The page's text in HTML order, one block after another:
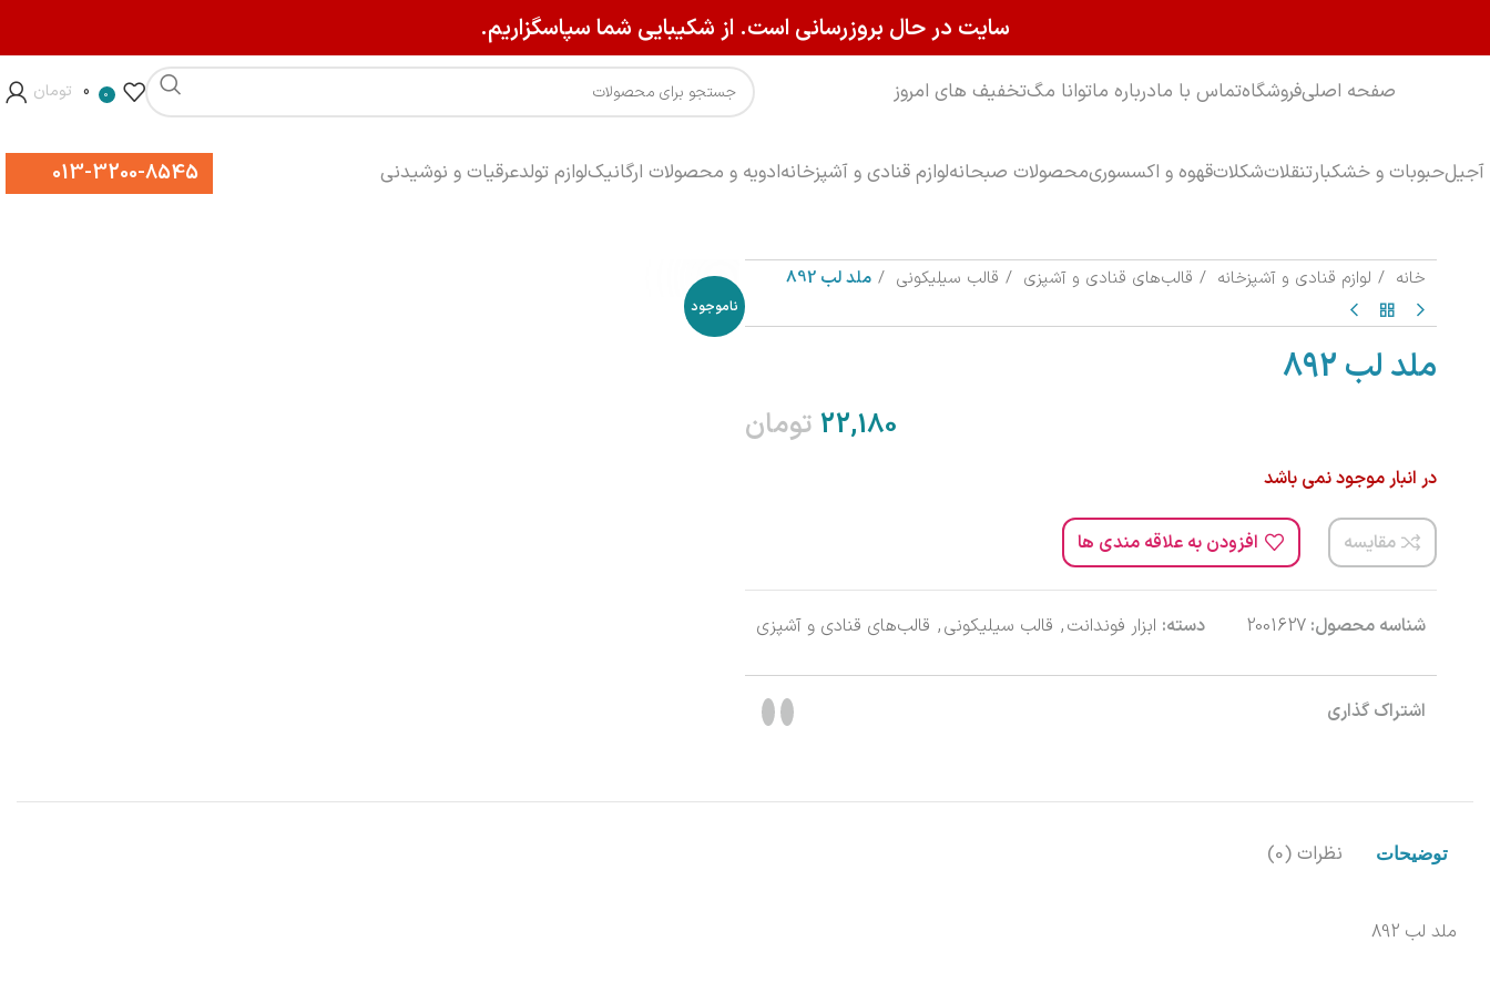
صفحه اصلیفروشگاهتماس با مادرباره ماتوانا مگتخفیف های امروز 0
0 تومان
آجیلحبوبات و خشکبارتنقلاتشکلاتقهوه و اکسسوریمحصولات صبحانهلوازم قنادی و آشپزخانهادویه و محصولات ارگانیکلوازم تولدعرقیات و نوشیدنی 013-3200-8545
ناموجود
خانه لوازم قنادی و آشپزخانه قالب‌های قنادی و آشپزی قالب سیلیکونی ملد لب 892
ملد لب 892
تومان
در انبار موجود نمی باشد
مقایسه افزودن به علاقه مندی ها
شناسه محصول: 2001627 دسته: ابزار فوندانت, قالب سیلیکونی, قالب‌های قنادی و آشپزی
اشتراک گذاری
توضیحات نظرات (0)
ملد لب 892
سایت در حال بروزرسانی است. از شکیبایی شما سپاسگزاریم.